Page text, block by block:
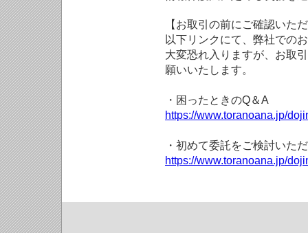
【お取引の前にご確認いた
以下リンクにて、弊社での
大変恐れ入りますが、お取
願いいたします。
・困ったときのQ＆A
https://www.toranoana.jp/
・初めて委託をご検討いた
https://www.toranoana.jp/